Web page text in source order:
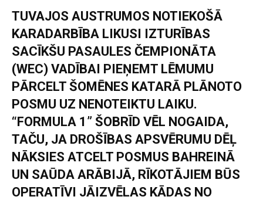
TUVAJOS AUSTRUMOS NOTIEKOŠĀ
KARADARBĪBA LIKUSI IZTURĪBAS
SACĪKŠU PASAULES ČEMPIONĀTA
(WEC) VADĪBAI PIEŅEMT LĒMUMU
PĀRCELT ŠOMĒNES KATARĀ PLĀNOTO
POSMU UZ NENOTEIKTU LAIKU.
“FORMULA 1” ŠOBRĪD VĒL NOGAIDA,
TAČU, JA DROŠĪBAS APSVĒRUMU DĒĻ
NĀKSIES ATCELT POSMUS BAHREINĀ
UN SAŪDA ARĀBIJĀ, RĪKOTĀJIEM BŪS
OPERATĪVI JĀIZVĒLAS KĀDAS NO